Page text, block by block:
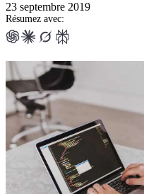
23 septembre 2019
Résumez avec: